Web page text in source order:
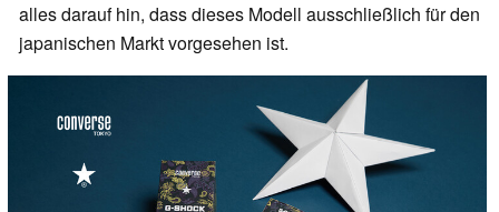
alles darauf hin, dass dieses Modell ausschließlich für den
japanischen Markt vorgesehen ist.